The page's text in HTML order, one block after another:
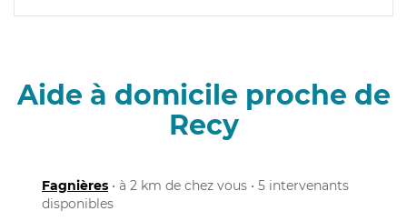
Aide à domicile proche de
Recy
Fagnières • à 2 km de chez vous • 5 intervenants
disponibles